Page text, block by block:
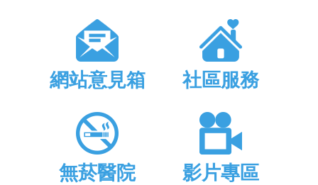
網站意見箱 社區服務
無菸醫院 影片專區